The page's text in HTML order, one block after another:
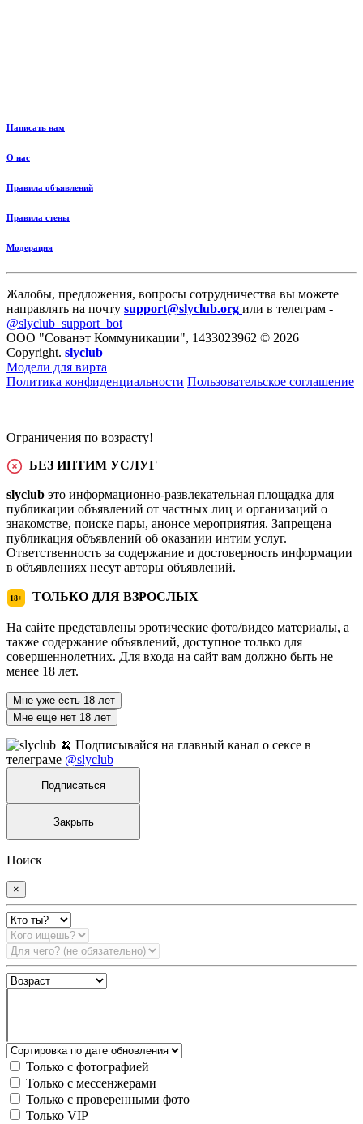
Написать нам
О нас
Правила объявлений
Правила стены
Модерация
Жалобы, предложения, вопросы сотрудничества вы можете
направлять на почту support@slyclub.org или в телеграм -
@slyclub_support_bot
ООО "Сованэт Коммуникации", 1433023962 © 2026
Copyright. slyclub
Модели для вирта
Политика конфиденциальности Пользовательское соглашение
Ограничения по возрасту!
БЕЗ ИНТИМ УСЛУГ
slyclub это информационно-развлекательная площадка для
публикации объявлений от частных лиц и организаций о
знакомстве, поиске пары, анонсе мероприятия. Запрещена
публикация объявлений об оказании интим услуг.
Ответственность за содержание и достоверность информации
в объявлениях несут авторы объявлений.
18+ ТОЛЬКО ДЛЯ ВЗРОСЛЫХ
На сайте представлены эротические фото/видео материалы, а
также содержание объявлений, доступное только для
совершеннолетних. Для входа на сайт вам должно быть не
менее 18 лет.
Мне уже есть 18 лет
Мне еще нет 18 лет
🍌 Подписывайся на главный канал о сексе в
телеграме @slyclub
Подписаться
Закрыть
Поиск
×
Только с фотографией
Только с мессенжерами
Только с проверенными фото
Только VIP